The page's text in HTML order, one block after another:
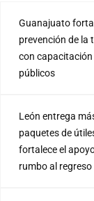
Guanajuato
prevención de la
con
públicos
León entrega
paquetes de
fortalece el
rumbo al regreso